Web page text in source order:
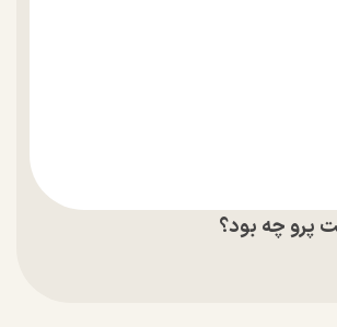
پرو چه بود؟